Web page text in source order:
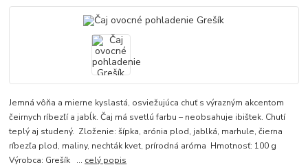
Jemná vôňa a mierne kyslastá, osviežujúca chuť s výrazným akcentom
čeirnych ríbezľí a jabĺk. Čaj má svetlú farbu – neobsahuje ibištek. Chutí
teplý aj studený. Zloženie: šípka, arónia plod, jablká, marhule, čierna
ríbezľa plod, maliny, nechták kvet, prírodná aróma Hmotnosť: 100 g
Výrobca: Grešík ... celý popis